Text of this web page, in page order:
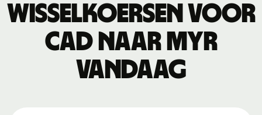
Wisselkoersen voor
CAD naar MYR
vandaag